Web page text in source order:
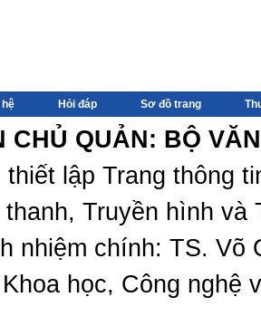
hệ Hỏi đáp Sơ đồ trang
CHỦ QUẢN: BỘ
thiết lập Trang thông
thanh, Truyền hình
nhiệm chính: TS.
học, Công nghệ